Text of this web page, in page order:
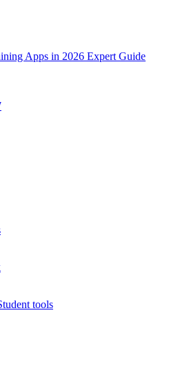
Apps in 2026 Expert Guide
tools